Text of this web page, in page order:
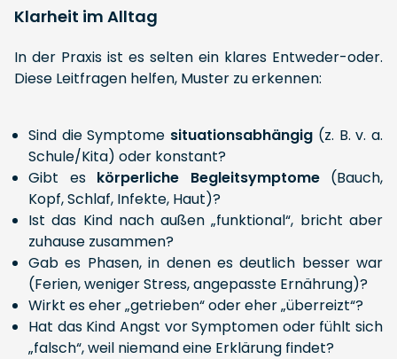
Klarheit im Alltag
In der Praxis ist es selten ein klares Entweder-oder.
Diese Leitfragen helfen, Muster zu erkennen:
Sind die Symptome situationsabhängig (z. B. v. a.
Schule/Kita) oder konstant?
Gibt es körperliche Begleitsymptome(Bauch,
Kopf, Schlaf, Infekte, Haut)?
Ist das Kind nach außen „funktional“, bricht aber
zuhause zusammen?
Gab es Phasen, in denen es deutlich besser war
(Ferien, weniger Stress, angepasste Ernährung)?
Wirkt es eher „getrieben“ oder eher „überreizt“?
Hat das Kind Angst vor Symptomen oder fühlt sich
„falsch“, weil niemand eine Erklärung findet?